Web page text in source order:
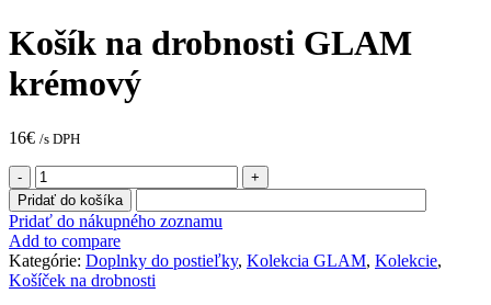
Košík na drobnosti GLAM
krémový
16€ /s DPH
množstvo
Košík
na
drobnosti
GLAM
krémový
Pridať do košíka
Pridať do nákupného zoznamu
Add to compare
Kategórie: Doplnky do postieľky, Kolekcia GLAM, Kolekcie,
Košíček na drobnosti